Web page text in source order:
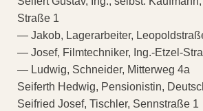
Straße 1
— Jakob, Lagerarbeiter,
— Josef, Filmtechniker, Ing.-Etzel-
— Ludwig, Schneider, Mitterweg 4a
Seiferth Hedwig, Pensionistin,
Seifried Josef, Tischler, Sennstraße 1